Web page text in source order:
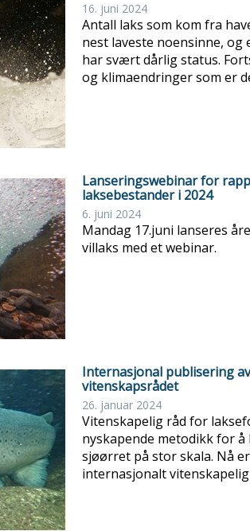
16. juni 2024
Antall laks som kom fra
nest laveste noensinne, og
har svært dårlig status.
og klimaendringer som er
Lanseringswebinar for
laksebestander i 2024
6. juni 2024
Mandag 17.juni lanseres
villaks med et webinar.
Internasjonal publisering
vitenskapsrådet
26. januar 2024
Vitenskapelig råd for
nyskapende metodikk for
sjøørret på stor skala. Nå
internasjonalt